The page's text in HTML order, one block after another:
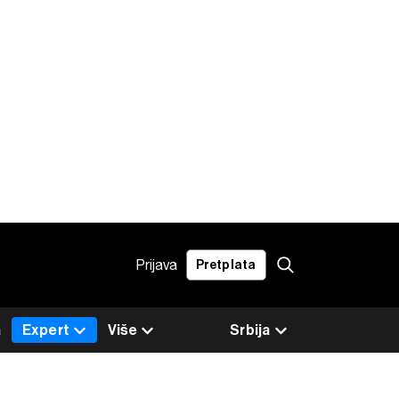
Prijava Pretplata
Srbija
Expert Više